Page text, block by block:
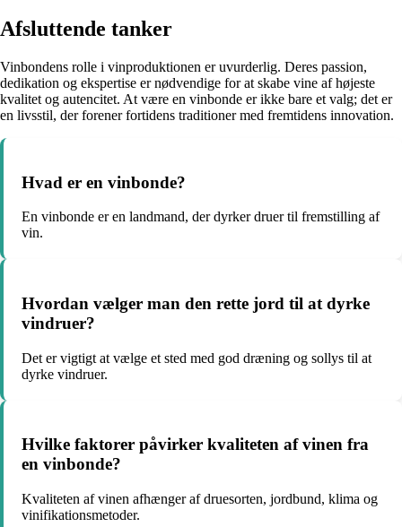
Afsluttende tanker
Vinbondens rolle i vinproduktionen er uvurderlig. Deres passion,
dedikation og ekspertise er nødvendige for at skabe vine af højeste
kvalitet og autencitet. At være en vinbonde er ikke bare et valg; det er
en livsstil, der forener fortidens traditioner med fremtidens innovation.
Hvad er en vinbonde?
En vinbonde er en landmand, der dyrker druer til fremstilling af
vin.
Hvordan vælger man den rette jord til at dyrke
vindruer?
Det er vigtigt at vælge et sted med god dræning og sollys til at
dyrke vindruer.
Hvilke faktorer påvirker kvaliteten af vinen fra
en vinbonde?
Kvaliteten af vinen afhænger af druesorten, jordbund, klima og
vinifikationsmetoder.